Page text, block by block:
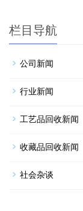
栏目导航
公司新闻
行业新闻
工艺品回收新闻
收藏品回收新闻
社会杂谈